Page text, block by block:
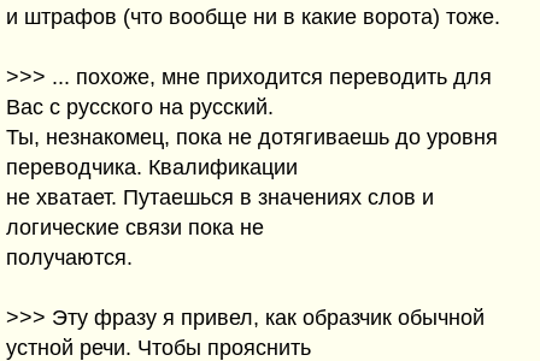
и штрафов (что вообще ни в какие ворота) тоже.
>>> ... похоже, мне приходится переводить для
Вас с русского на русский.
Ты, незнакомец, пока не дотягиваешь до уровня
переводчика. Квалификации
не хватает. Путаешься в значениях слов и
логические связи пока не
получаются.
>>> Эту фразу я привел, как образчик обычной
устной речи. Чтобы прояснить